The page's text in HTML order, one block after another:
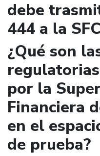
debe
444 a la SFC
¿Qué son
por la
Financiera
en el
de prueba?